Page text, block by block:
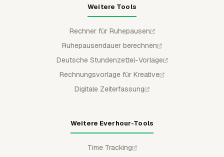
Weitere Tools
Rechner für Ruhepausen
Ruhepausendauer berechnen
Deutsche Stundenzettel-Vorlage
Rechnungsvorlage für Kreative
Digitale Zeiterfassung
Weitere Everhour-Tools
Time Tracking